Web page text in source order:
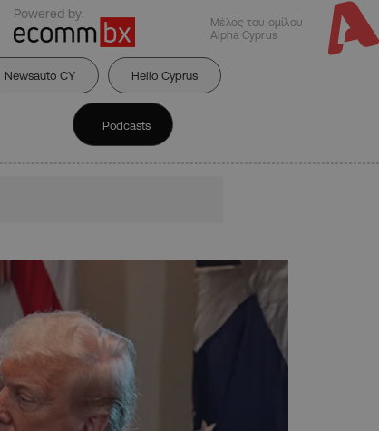
Powered by:
Μέλος του ομίλου
Alpha Cyprus
Newsauto CY Hello Cyprus
Podcasts